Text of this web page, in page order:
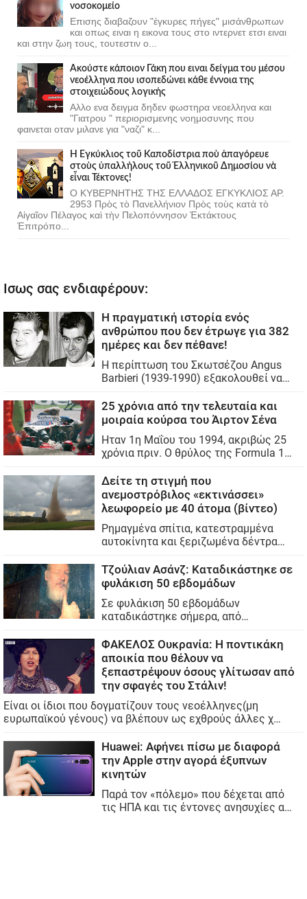
νοσοκομείο
Επισης διαβαζουν "έγκυρες πήγες" μισάνθρωπων
και οπως ειναι η εικονα τους στο ιντερνετ ετσι ειναι
και στην ζωη τους, τουτεστιν ο...
Ακούστε κάποιον Γάκη που ειναι δείγμα του μέσου
νεοέλληνα που ισοπεδώνει κάθε έννοια της
στοιχειώδους λογικής
Αλλο ενα δειγμα δηδεν φωστηρα νεοελληνα και
"Γιατρου " περιορισμενης νοημοσυνης που
φαινεται οταν μιλανε για "ναζι" κ...
Ἡ Ἐγκύκλιος τοῦ Καποδίστρια ποὺ ἀπαγόρευε
στοὺς ὑπαλλήλους τοῦ Ἑλληνικοῦ Δημοσίου νὰ
εἶναι Τέκτονες!
Ο ΚΥΒΕΡΝΗΤΗΣ ΤΗΣ ΕΛΛΑΔΟΣ ΕΓΚΥΚΛΙΟΣ ΑΡ.
2953 Πρὸς τὸ Πανελλήνιον Πρὸς τοὺς κατὰ τὸ
Αἰγαῖον Πέλαγος καὶ τὴν Πελοπόννησον Ἐκτάκτους
Ἐπιτρόπο...